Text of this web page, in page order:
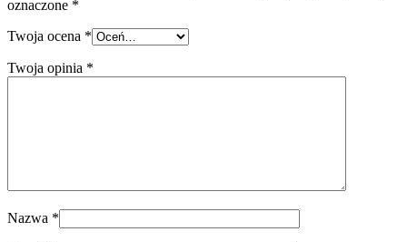
oznaczone *
Twoja ocena *
Twoja opinia *
Nazwa *